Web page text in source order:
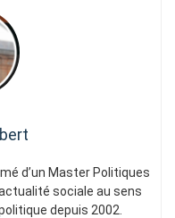
d’un Master Politiques
sociale au sens
depuis 2002.